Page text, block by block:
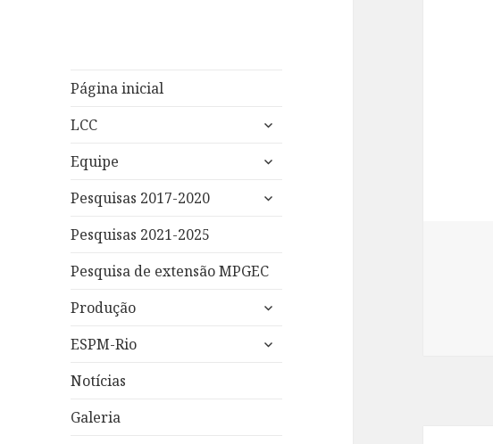
Página inicial
LCC
expandir
Equipe
expandir
Pesquisas 2017-2020
expandir
Pesquisas 2021-2025
Pesquisa de extensão MPGEC
Produção
expandir
ESPM-Rio
expandir
Notícias
Galeria